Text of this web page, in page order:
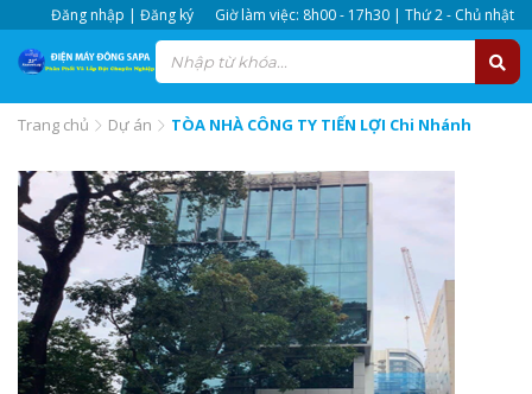
Đăng nhập | Đăng ký Giờ làm việc: 8h00 - 17h30 | Thứ 2 - Chủ nhật
Trang chủ Dự án TÒA NHÀ CÔNG TY TIẾN LỢI Chi Nhánh